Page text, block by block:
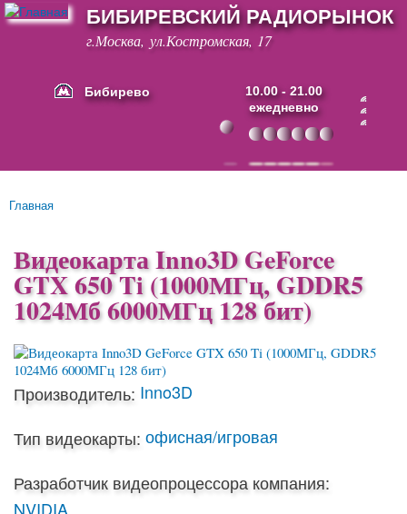
Перейти к
основному
содержанию
БИБИРЕВСКИЙ РАДИОРЫНОК
г.Москва, ул.Костромская, 17
Бибирево
10.00 - 21.00
ежедневно
Основные ссылки
Вы здесь
Главная
Видеокарта Inno3D GeForce
GTX 650 Ti (1000МГц, GDDR5
1024Мб 6000МГц 128 бит)
Производитель: Inno3D
Тип видеокарты: офисная/игровая
Разработчик видеопроцессора компания:
NVIDIA